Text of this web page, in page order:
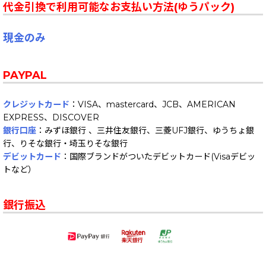
代金引換で利用可能なお支払い方法(ゆうパック)
現金のみ
PAYPAL
クレジットカード ：VISA、mastercard、JCB、AMERICAN
EXPRESS、DISCOVER
銀行口座 ：みずほ銀行 、三井住友銀行、三菱UFJ銀行、ゆうちょ銀
行、りそな銀行・埼玉りそな銀行
デビットカード ：国際ブランドがついたデビットカード(Visaデビッ
トなど）
銀行振込